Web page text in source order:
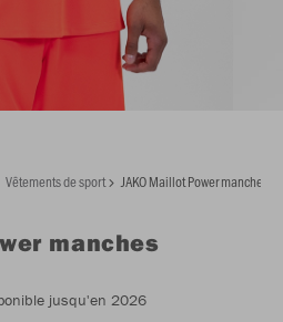
Vêtements de sport JAKO Maillot Power manches
manches
jusqu'en 2026